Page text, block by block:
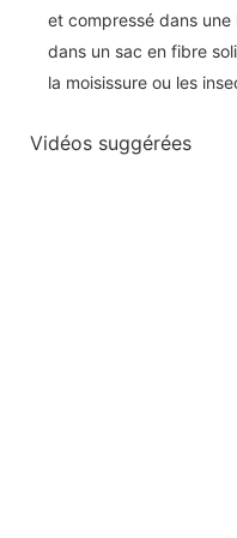
et compressé dans
dans un sac en fibre
la moisissure ou les
Vidéos suggérées